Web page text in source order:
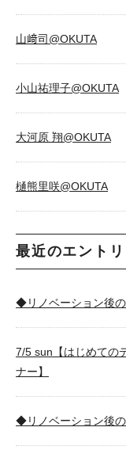
山﨑司@OKUTA
小山祐理子@OKUTA
大河原 翔@OKUTA
樋熊里咲@OKUTA
最近のエント
◆リノベーション後
7/5 sun【はじめての
ナー】
◆リノベーション後